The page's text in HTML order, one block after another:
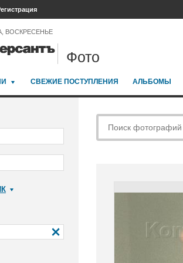
ВОСКРЕСЕНЬЕ
Фото
СВЕЖИЕ ПОСТУПЛЕНИЯ АЛЬБОМЫ